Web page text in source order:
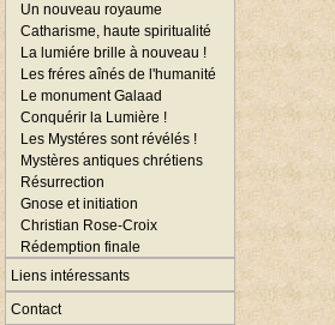
Un nouveau royaume
Catharisme, haute spiritualité
La lumiére brille à nouveau !
Les fréres aînés de l'humanité
Le monument Galaad
Conquérir la Lumière !
Les Mystéres sont révélés !
Mystères antiques chrétiens
Résurrection
Gnose et initiation
Christian Rose-Croix
Rédemption finale
Liens intéressants
Contact